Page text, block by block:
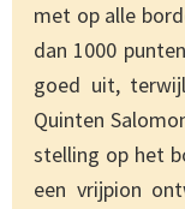
met op alle
dan 1000
goed uit,
Quinten
stelling op het
een vrijpion